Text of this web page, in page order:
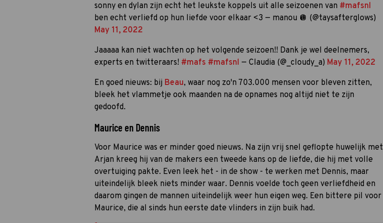
sonny en dylan zijn echt het leukste koppels uit alle seizoenen van #mafsnl
ben echt verliefd op hun liefde voor elkaar <3 — manou 🪩 (@taysafterglows)
May 11, 2022
Jaaaaa kan niet wachten op het volgende seizoen!! Dank je wel deelnemers,
experts en twitteraars! #mafs #mafsnl — Claudia (@_cloudy_a) May 11, 2022
En goed nieuws: bij Beau, waar nog zo'n 703.000 mensen voor bleven zitten,
bleek het vlammetje ook maanden na de opnames nog altijd niet te zijn
gedoofd.
Maurice en Dennis
Voor Maurice was er minder goed nieuws. Na zijn vrij snel geflopte huwelijk met
Arjan kreeg hij van de makers een tweede kans op de liefde, die hij met volle
overtuiging pakte. Even leek het - in de show - te werken met Dennis, maar
uiteindelijk bleek niets minder waar. Dennis voelde toch geen verliefdheid en
daarom gingen de mannen uiteindelijk weer hun eigen weg. Een bittere pil voor
Maurice, die al sinds hun eerste date vlinders in zijn buik had.